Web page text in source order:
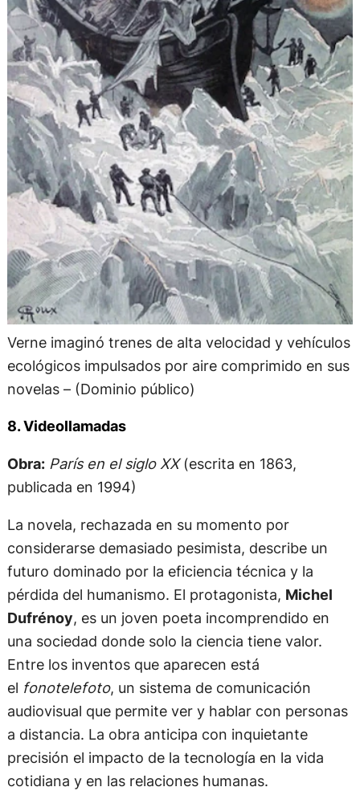
Verne imaginó trenes de alta velocidad y vehículos
ecológicos impulsados por aire comprimido en sus
novelas – (Dominio público)
8. Videollamadas
Obra: París en el siglo XX(escrita en 1863,
publicada en 1994)
La novela, rechazada en su momento por
considerarse demasiado pesimista, describe un
futuro dominado por la eficiencia técnica y la
pérdida del humanismo. El protagonista, Michel
Dufrénoy, es un joven poeta incomprendido en
una sociedad donde solo la ciencia tiene valor.
Entre los inventos que aparecen está
el fonotelefoto, un sistema de comunicación
audiovisual que permite ver y hablar con personas
a distancia. La obra anticipa con inquietante
precisión el impacto de la tecnología en la vida
cotidiana y en las relaciones humanas.